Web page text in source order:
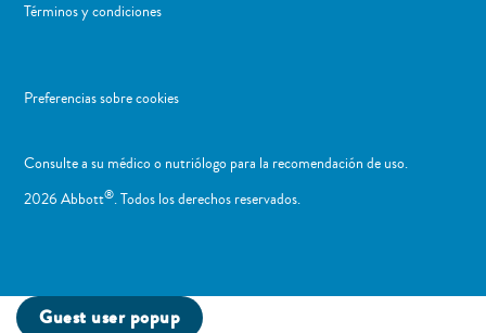
Términos y condiciones
Preferencias sobre cookies
Consulte a su médico o nutriólogo para la recomendación de uso. ​
2026 Abbott®. Todos los derechos reservados.
Guest user popup